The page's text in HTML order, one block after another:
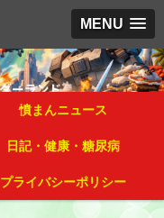
MENU
憤まんニュース
日記・健康・糖尿病
プライバシーポリシー